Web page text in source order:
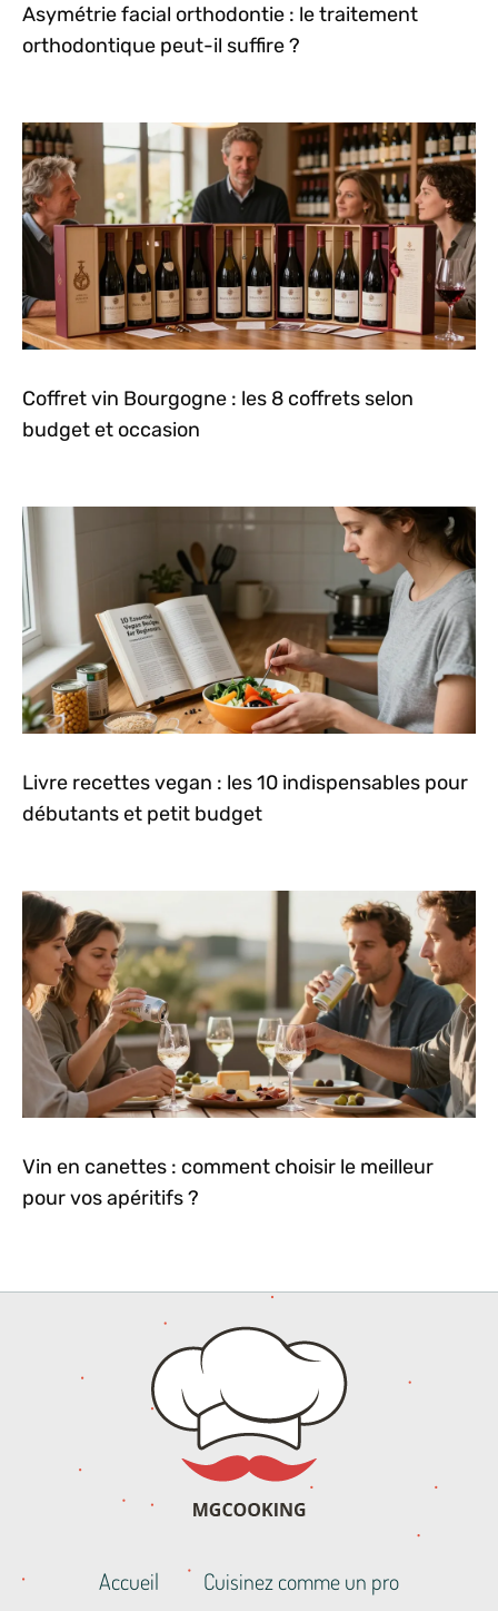
Asymétrie facial orthodontie : le traitement
orthodontique peut-il suffire ?
Coffret vin Bourgogne : les 8 coffrets selon
budget et occasion
Livre recettes vegan : les 10 indispensables pour
débutants et petit budget
Vin en canettes : comment choisir le meilleur
pour vos apéritifs ?
Accueil Cuisinez comme un pro